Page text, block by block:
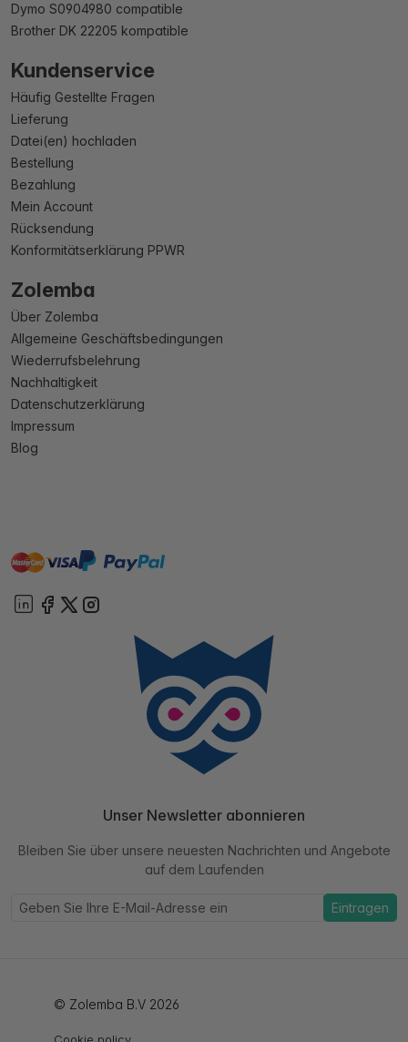
Dymo S0904980 compatible
Brother DK 22205 kompatible
Kundenservice
Häufig Gestellte Fragen
Lieferung
Datei(en) hochladen
Bestellung
Bezahlung
Mein Account
Rücksendung
Konformitätserklärung PPWR
Zolemba
Über Zolemba
Allgemeine Geschäftsbedingungen
Wiederrufsbelehrung
Nachhaltigkeit
Datenschutzerklärung
Impressum
Blog
mastervisa paypal
Unser Newsletter abonnieren
Bleiben Sie über unsere neuesten Nachrichten und Angebote
auf dem Laufenden
Eintragen
© Zolemba B.V 2026